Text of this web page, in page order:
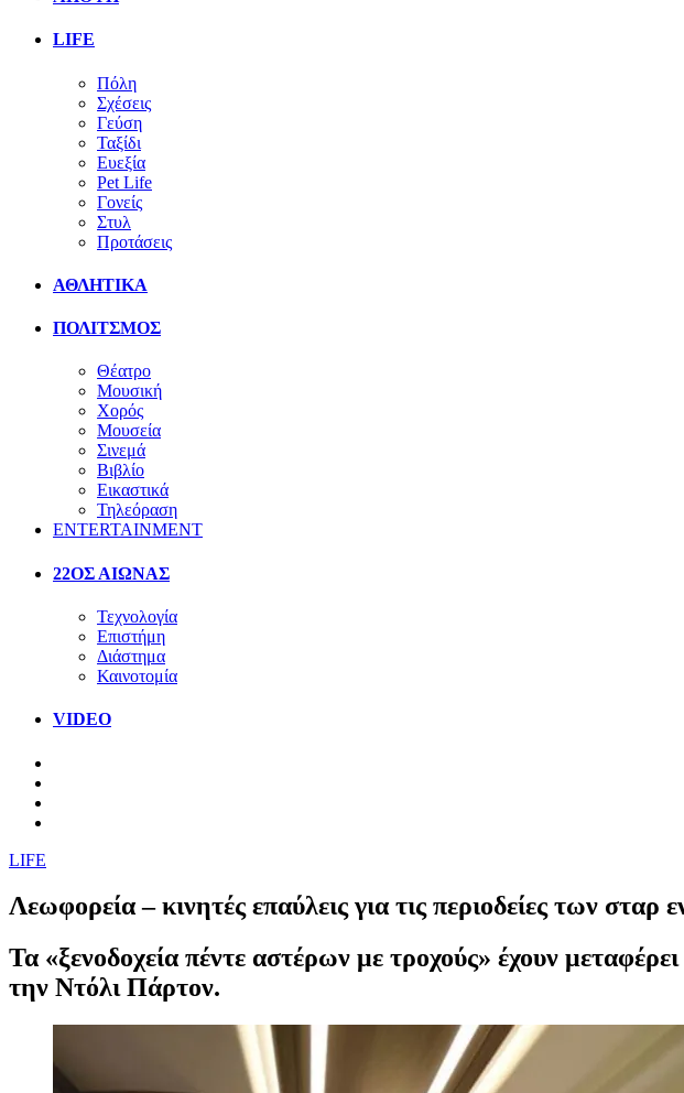
LIFE
Πόλη
Σχέσεις
Γεύση
Ταξίδι
Ευεξία
Pet Life
Γονείς
Στυλ
Προτάσεις
ΑΘΛΗΤΙΚΑ
ΠΟΛΙΤΣΜΟΣ
Θέατρο
Μουσική
Χορός
Μουσεία
Σινεμά
Βιβλίο
Εικαστικά
Τηλεόραση
ENTERTAINMENT
22ΟΣ ΑΙΩΝΑΣ
Τεχνολογία
Επιστήμη
Διάστημα
Καινοτομία
VIDEO
LIFE
Λεωφορεία – κινητές επαύλεις για τις περιοδείες των σταρ
Τα «ξενοδοχεία πέντε αστέρων με τροχούς» έχουν
την Ντόλι Πάρτον.